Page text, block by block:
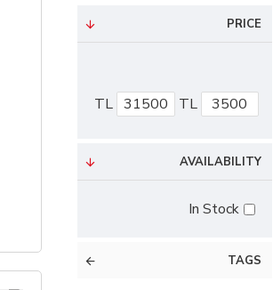
PRICE
TL
TL
TAGS
AVAILABILITY
In Stock